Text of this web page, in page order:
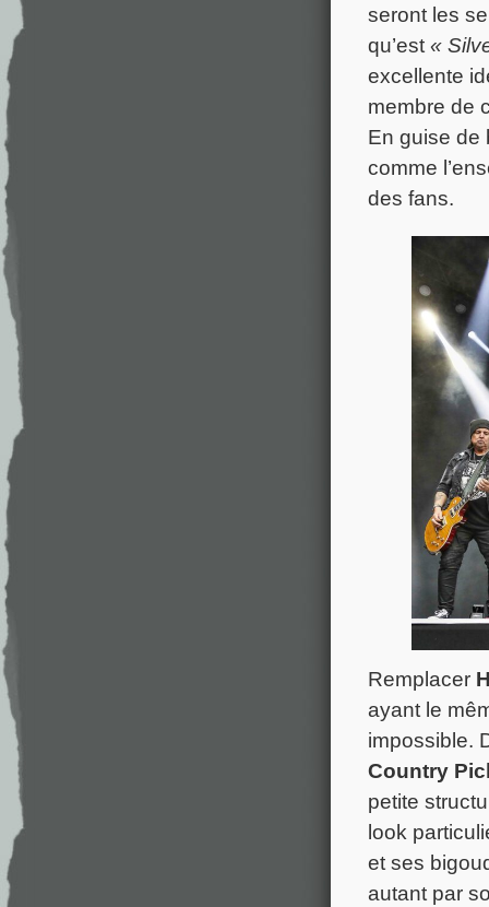
seront les
qu’est «
excellente
membre de
En guise de
comme
des fans.
Remplacer
ayant le
impossible.
Country
petite
look
et ses
autant par